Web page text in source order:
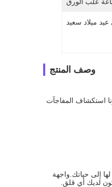
ميلاد سعيد
وصف المنتج
لديك أي قلق.